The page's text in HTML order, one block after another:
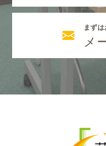
まず
メ